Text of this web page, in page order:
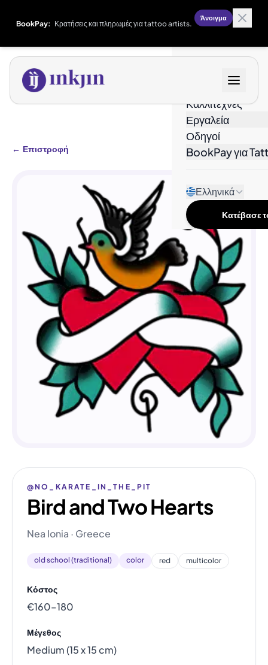
BookPay: Κρατήσεις και πληρωμές για tattoo artists.
Άνοιγμα
Καλλιτέχνες
Εργαλεία
Οδηγοί
BookPay για
Ελληνικά
Κατέβασε
← Επιστροφή
@NO_KARATE_IN_THE_PIT
Bird and Two Hearts
Nea Ionia · Greece
old school (traditional) color red multicolor
Κόστος
€160–180
Μέγεθος
Medium (15 x 15 cm)